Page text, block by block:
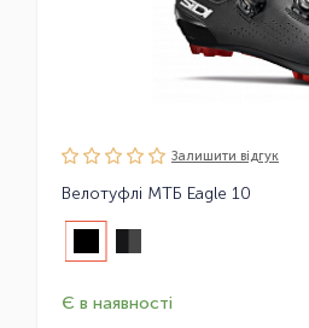
Залишити вiдгук
Велотуфлі МТБ Eagle 10
Є в наявності